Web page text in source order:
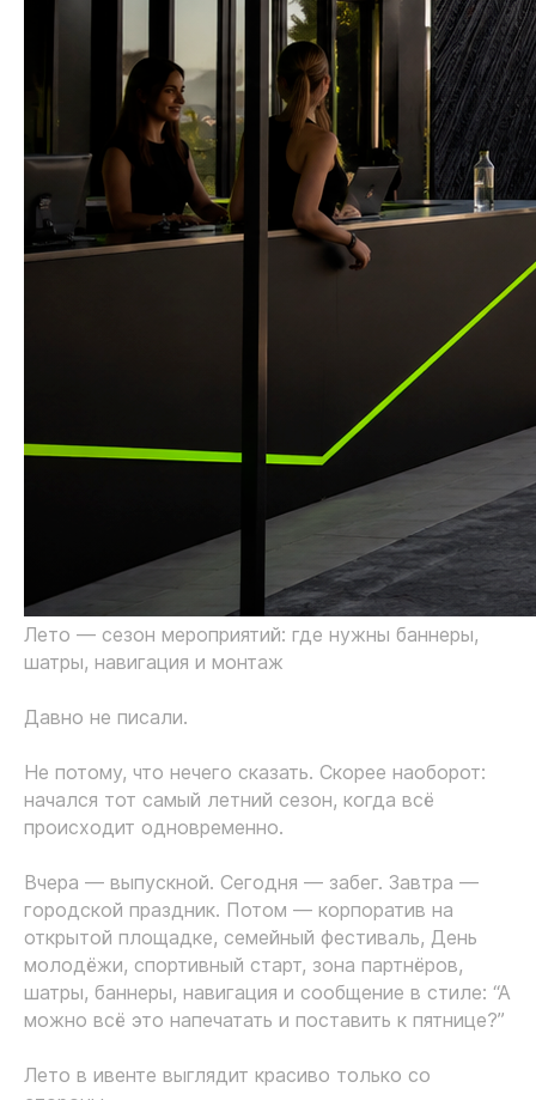
Лето — сезон мероприятий: где нужны баннеры,
шатры, навигация и монтаж
Давно не писали.
Не потому, что нечего сказать. Скорее наоборот:
начался тот самый летний сезон, когда всё
происходит одновременно.
Вчера — выпускной. Сегодня — забег. Завтра —
городской праздник. Потом — корпоратив на
открытой площадке, семейный фестиваль, День
молодёжи, спортивный старт, зона партнёров,
шатры, баннеры, навигация и сообщение в стиле: “А
можно всё это напечатать и поставить к пятнице?”
Лето в ивенте выглядит красиво только со